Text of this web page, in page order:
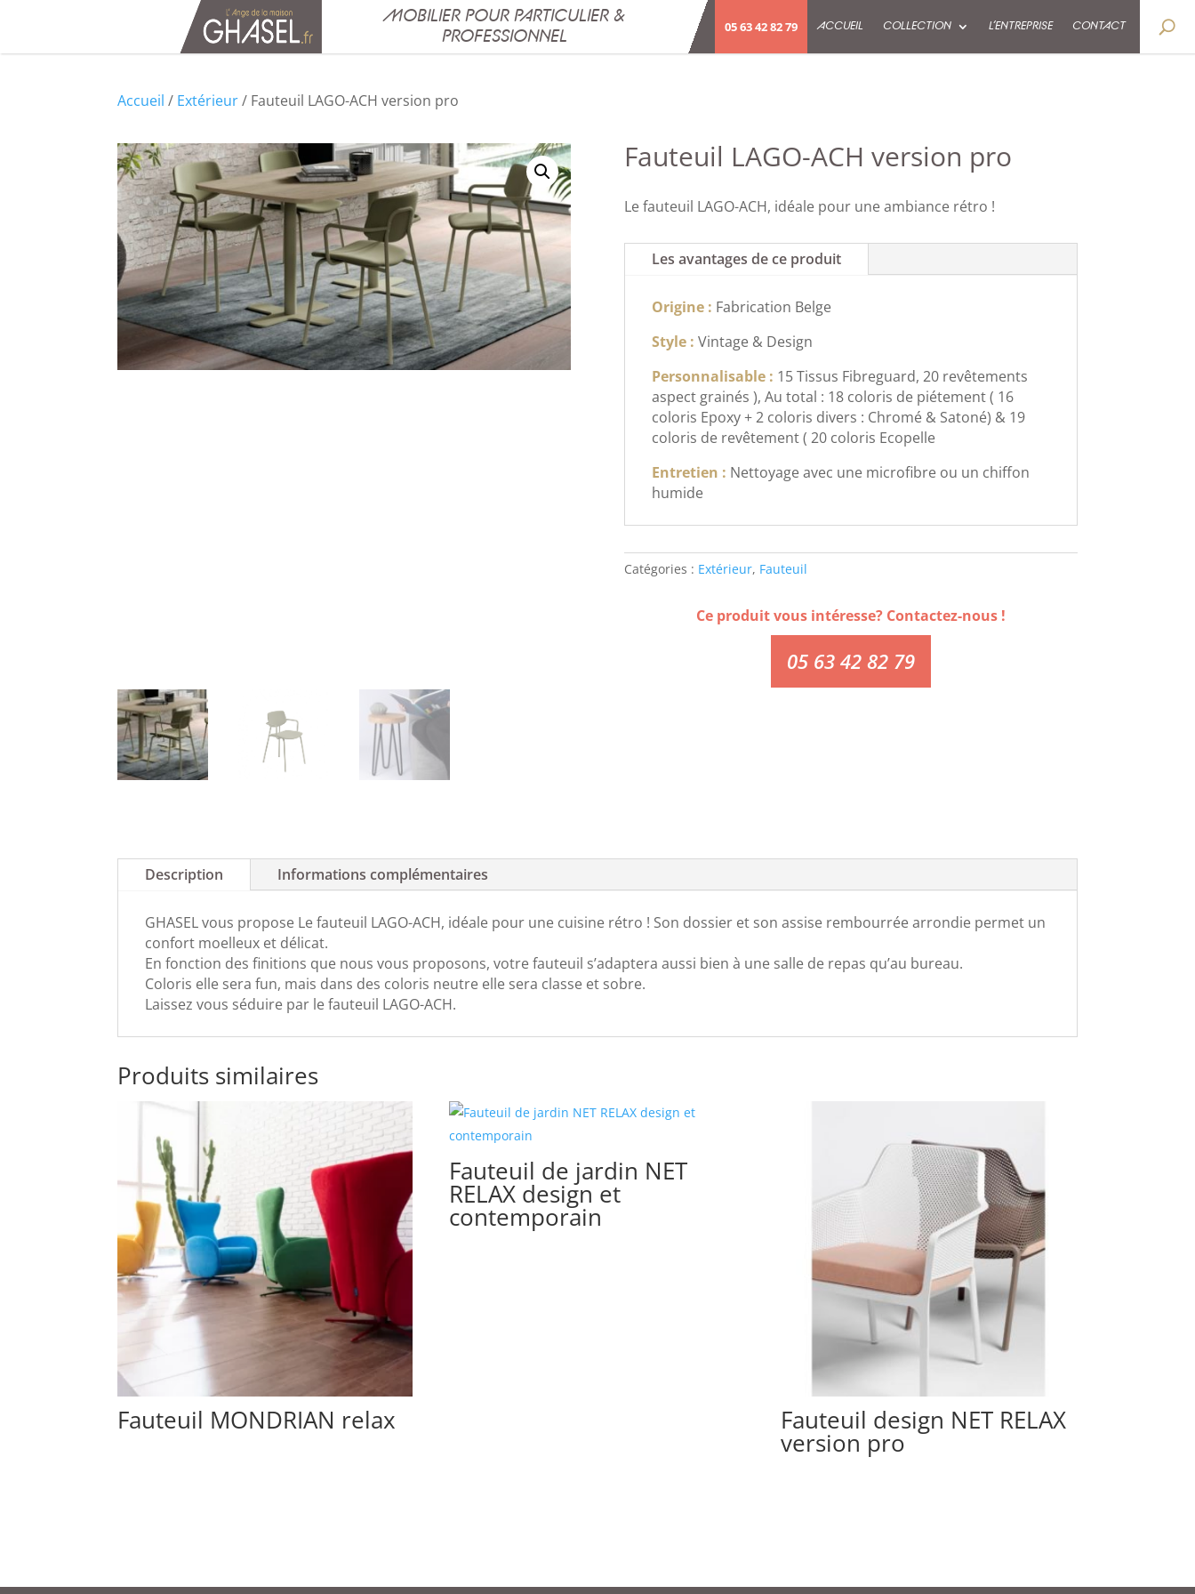
MOBILIER POUR PARTICULIER &
PROFESSIONNEL
05 63 42 82 79 ACCUEIL COLLECTION L’ENTREPRISE CONTACT
Accueil / Extérieur/ Fauteuil LAGO-ACH version pro
Fauteuil LAGO-ACH version pro
Le fauteuil LAGO-ACH, idéale pour une ambiance rétro !
Les avantages de ce produit
Origine : Fabrication Belge
Style : Vintage & Design
Personnalisable : 15 Tissus Fibreguard, 20 revêtements
aspect grainés ), Au total : 18 coloris de piétement ( 16
coloris Epoxy + 2 coloris divers : Chromé & Satoné) & 19
coloris de revêtement ( 20 coloris Ecopelle
Entretien : Nettoyage avec une microfibre ou un chiffon
humide
Catégories : Extérieur, Fauteuil
Ce produit vous intéresse? Contactez-nous !
05 63 42 82 79
Description Informations complémentaires
GHASEL vous propose Le fauteuil LAGO-ACH, idéale pour une cuisine rétro ! Son dossier et son assise rembourrée arrondie permet un
confort moelleux et délicat.
En fonction des finitions que nous vous proposons, votre fauteuil s’adaptera aussi bien à une salle de repas qu’au bureau.
Coloris elle sera fun, mais dans des coloris neutre elle sera classe et sobre.
Laissez vous séduire par le fauteuil LAGO-ACH.
Produits similaires
Fauteuil MONDRIAN relax
Fauteuil de jardin NET
RELAX design et
contemporain
Fauteuil design NET RELAX
version pro